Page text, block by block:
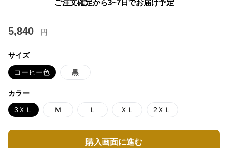
ご注文確定から3~7日でお届け予定
5,840 円
サイズ
コーヒー色 黒
カラー
3ＸＬ Ｍ Ｌ ＸＬ 2ＸＬ
購入画面に進む